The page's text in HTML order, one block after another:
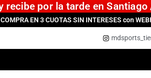
recibe por la tarde en
COMPRA EN 3 CUOTAS SIN INTERESES con